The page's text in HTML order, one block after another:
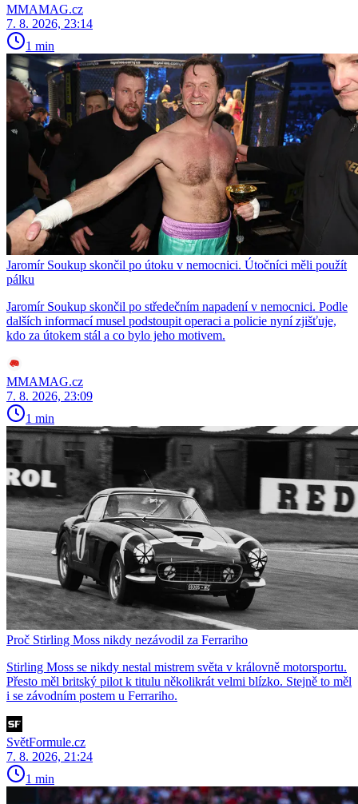
MMAMAG.cz
7. 8. 2026, 23:14
1 min
Jaromír Soukup skončil po útoku v nemocnici. Útočníci měli použít
pálku
Jaromír Soukup skončil po středečním napadení v nemocnici. Podle
dalších informací musel podstoupit operaci a policie nyní zjišťuje,
kdo za útokem stál a co bylo jeho motivem.
MMAMAG.cz
7. 8. 2026, 23:09
1 min
Proč Stirling Moss nikdy nezávodil za Ferrariho
Stirling Moss se nikdy nestal mistrem světa v královně motorsportu.
Přesto měl britský pilot k titulu několikrát velmi blízko. Stejně to měl
i se závodním postem u Ferrariho.
SvětFormule.cz
7. 8. 2026, 21:24
1 min